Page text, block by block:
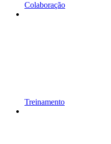
Colaboração
Treinamento